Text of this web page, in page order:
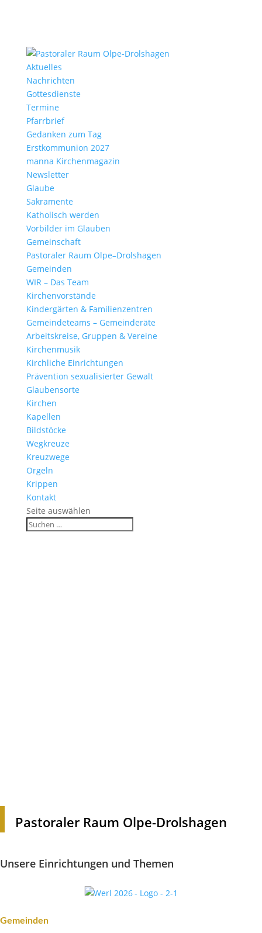
Aktu­elles
Nach­richten
Gottes­dienste
Termine
Pfarr­brief
Gedanken zum Tag
Erst­kom­mu­nion 2027
manna Kirchen­ma­gazin
News­letter
Glaube
Sakra­mente
Katho­lisch werden
Vorbilder im Glauben
Gemein­schaft
Pasto­raler Raum Olpe–Drolshagen
Gemeinden
WIR – Das Team
Kirchen­vor­stände
Kinder­gärten & Familienzentren
Gemein­de­teams – Gemeinderäte
Arbeits­kreise, Gruppen & Vereine
Kirchen­musik
Kirch­liche Einrichtungen
Präven­tion sexua­li­sierter Gewalt
Glau­ben­s­orte
Kirchen
Kapellen
Bild­stöcke
Wegkreuze
Kreuz­wege
Orgeln
Krippen
Kontakt
Seite auswählen
Pasto­raler Raum Olpe-Drolshagen
Unsere Einrich­tungen und Themen
Gemeinden